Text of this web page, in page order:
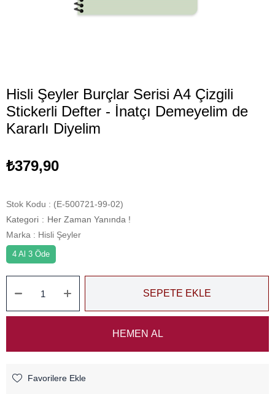
Hisli Şeyler Burçlar Serisi A4 Çizgili
Stickerli Defter - İnatçı Demeyelim de
Kararlı Diyelim
₺379,90
Stok Kodu
(E-500721-99-02)
Kategori : Her Zaman Yanında !
Marka : Hisli Şeyler
4 Al 3 Öde
Favorilere Ekle